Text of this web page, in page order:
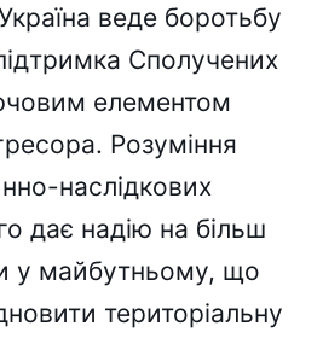
веде боротьбу
Сполучених
елементом
Розуміння
наслідкових
дає надію на більш
у майбутньому, що
територіальну